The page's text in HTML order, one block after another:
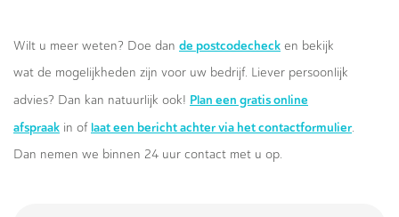
Wilt u meer weten? Doe dan de postcodecheck en bekijk
wat de mogelijkheden zijn voor uw bedrijf. Liever persoonlijk
advies? Dan kan natuurlijk ook! Plan een gratis online
afspraak in of laat een bericht achter via het contactformulier.
Dan nemen we binnen 24 uur contact met u op.